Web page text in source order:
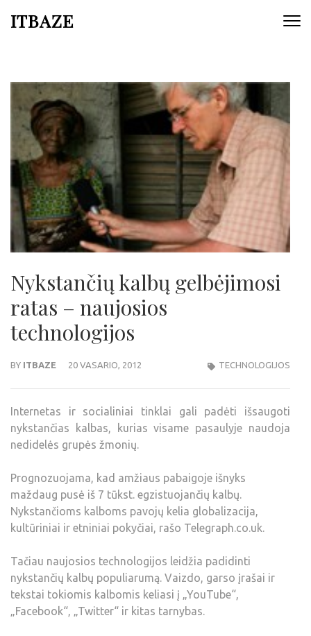
ITBAZE
Nykstančių kalbų gelbėjimosi
ratas – naujosios
technologijos
BY ITBAZE 20 VASARIO, 2012 TECHNOLOGIJOS
Internetas ir socialiniai tinklai gali padėti išsaugoti
nykstančias kalbas, kurias visame pasaulyje naudoja
nedidelės grupės žmonių.
Prognozuojama, kad amžiaus pabaigoje išnyks
maždaug pusė iš 7 tūkst. egzistuojančių kalbų.
Nykstančioms kalboms pavojų kelia globalizacija,
kultūriniai ir etniniai pokyčiai, rašo Telegraph.co.uk.
Tačiau naujosios technologijos leidžia padidinti
nykstančių kalbų populiarumą. Vaizdo, garso įrašai ir
tekstai tokiomis kalbomis keliasi į „YouTube“,
„Facebook“, „Twitter“ ir kitas tarnybas.